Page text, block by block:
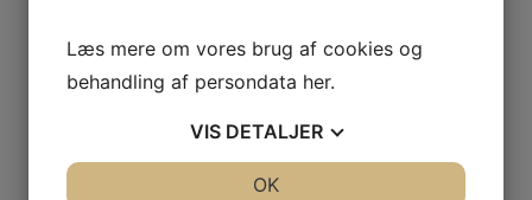
2015
2014
2010
Læs mere om vores brug af cookies og
behandling af persondata her.
VIS DETALJER
OK